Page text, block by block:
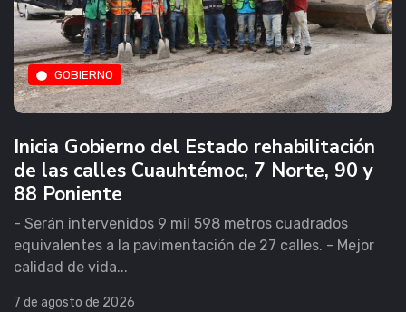
GOBIERNO
Inicia Gobierno del Estado rehabilitación
de las calles Cuauhtémoc, 7 Norte, 90 y
88 Poniente
- Serán intervenidos 9 mil 598 metros cuadrados
equivalentes a la pavimentación de 27 calles. - Mejor
calidad de vida...
7 de agosto de 2026